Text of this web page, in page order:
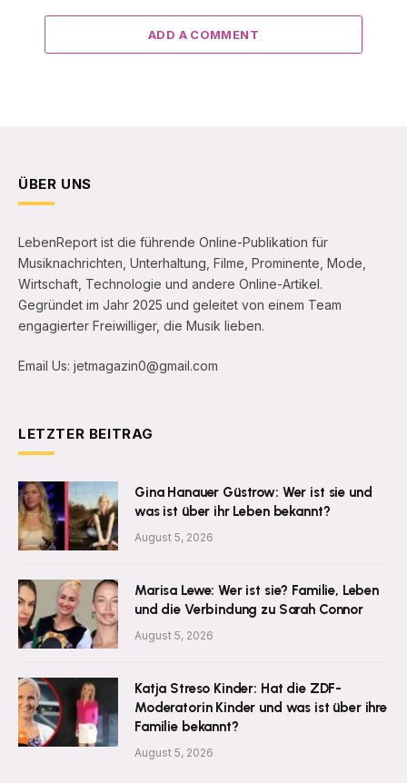
ADD A COMMENT
ÜBER UNS
LebenReport ist die führende Online-Publikation für
Musiknachrichten, Unterhaltung, Filme, Prominente, Mode,
Wirtschaft, Technologie und andere Online-Artikel.
Gegründet im Jahr 2025 und geleitet von einem Team
engagierter Freiwilliger, die Musik lieben.
Email Us: jetmagazin0@gmail.com
LETZTER BEITRAG
Gina Hanauer Güstrow: Wer ist sie und
was ist über ihr Leben bekannt?
August 5, 2026
Marisa Lewe: Wer ist sie? Familie, Leben
und die Verbindung zu Sarah Connor
August 5, 2026
Katja Streso Kinder: Hat die ZDF-
Moderatorin Kinder und was ist über ihre
Familie bekannt?
August 5, 2026